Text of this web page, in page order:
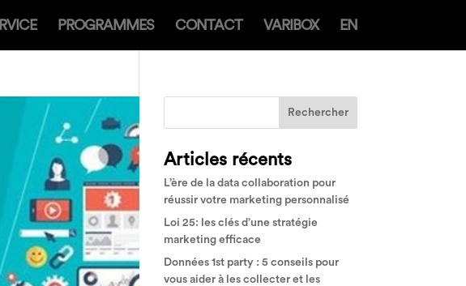
PROGRAMMES CONTACT VARIBOX EN
Articles récents
L’ère de la data collaboration pour
réussir votre marketing personnalisé
Loi 25: les clés d’une stratégie
marketing efficace
Données 1st party : 5 conseils pour
vous aider à les collecter et les